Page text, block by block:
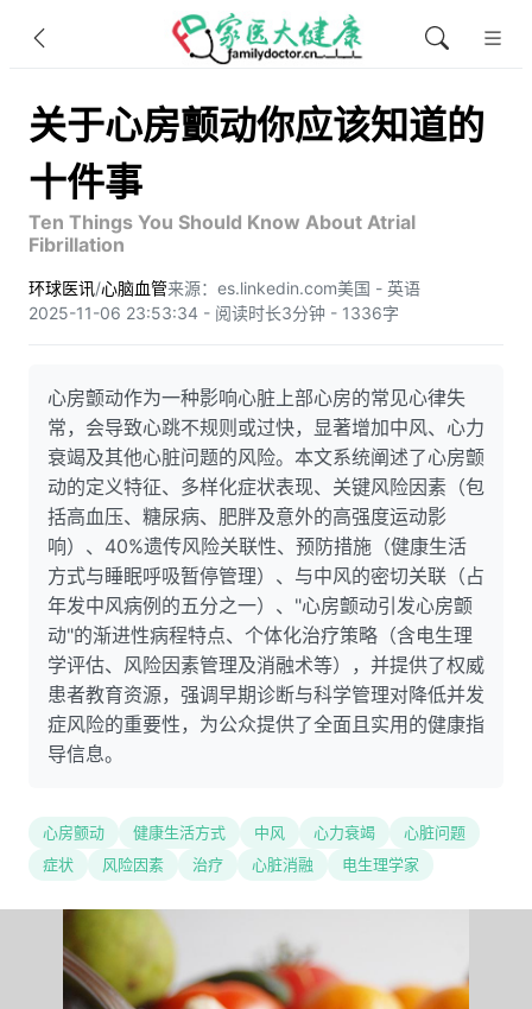
关于心房颤动你应该知道的
十件事
Ten Things You Should Know About Atrial
Fibrillation
环球医讯/心脑血管来源：es.linkedin.com美国 - 英语
2025-11-06 23:53:34 - 阅读时长3分钟 - 1336字
心房颤动作为一种影响心脏上部心房的常见心律失
常，会导致心跳不规则或过快，显著增加中风、心力
衰竭及其他心脏问题的风险。本文系统阐述了心房颤
动的定义特征、多样化症状表现、关键风险因素（包
括高血压、糖尿病、肥胖及意外的高强度运动影
响）、40%遗传风险关联性、预防措施（健康生活
方式与睡眠呼吸暂停管理）、与中风的密切关联（占
年发中风病例的五分之一）、"心房颤动引发心房颤
动"的渐进性病程特点、个体化治疗策略（含电生理
学评估、风险因素管理及消融术等），并提供了权威
患者教育资源，强调早期诊断与科学管理对降低并发
症风险的重要性，为公众提供了全面且实用的健康指
导信息。
心房颤动 健康生活方式 中风 心力衰竭
心脏问题
症状
风险因素 治疗 心脏消融 电生理学家